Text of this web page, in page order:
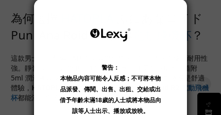
為何選擇
ぷにあなロイド
Puni Ana Roid R2 旋轉
電動飛機杯？
這款男士玩具配備 USB 充電與部分防水功能，清洗方便，耐用性
強。靜音設計（≦60dB）讓您專注享受，無需擔心噪音。隨附
5ml 潤滑液與說明書，開箱即用！無論您追求新鮮刺激還是舒適
體驗， HATOPLA - ぷにあなロイドPuni Ana Roid
電動飛機
杯都能滿足您的期待。立即選購，點燃您的夜晚！